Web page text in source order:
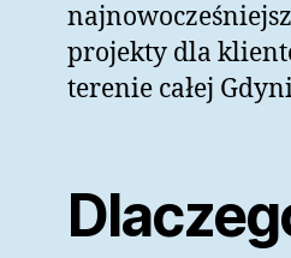
projekty dla
terenie całej